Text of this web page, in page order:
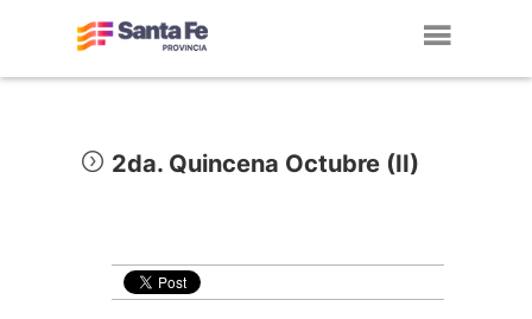
2da. Quincena Octubre (II)